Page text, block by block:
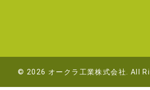
© 2026 オークラ工業株式会社. All